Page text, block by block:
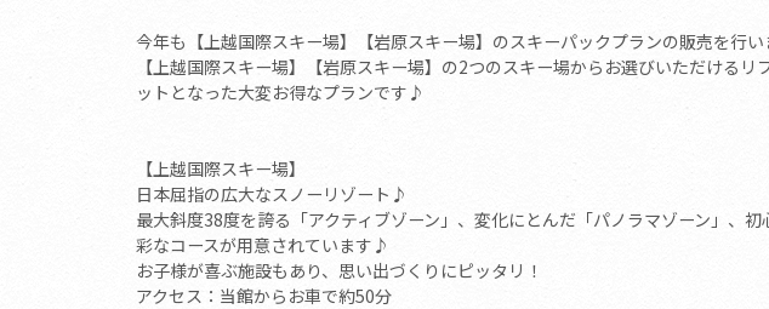
今年も【上越国際スキー場】【岩原スキー場】のスキーパックプランの販売を行い
【上越国際スキー場】【岩原スキー場】の2つのスキー場からお選びいただける
ットとなった大変お得なプランです♪
【上越国際スキー場】
日本屈指の広大なスノーリゾート♪
最大斜度38度を誇る「アクティブゾーン」、変化にとんだ「パノラマゾーン」、
彩なコースが用意されています♪
お子様が喜ぶ施設もあり、思い出づくりにピッタリ！
アクセス：当館からお車で約50分